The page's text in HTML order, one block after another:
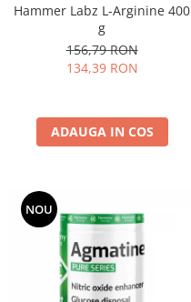
Hammer Labz L-Arginine 400
g
156,79 RON
134,39 RON
ADAUGA IN COS
NOU